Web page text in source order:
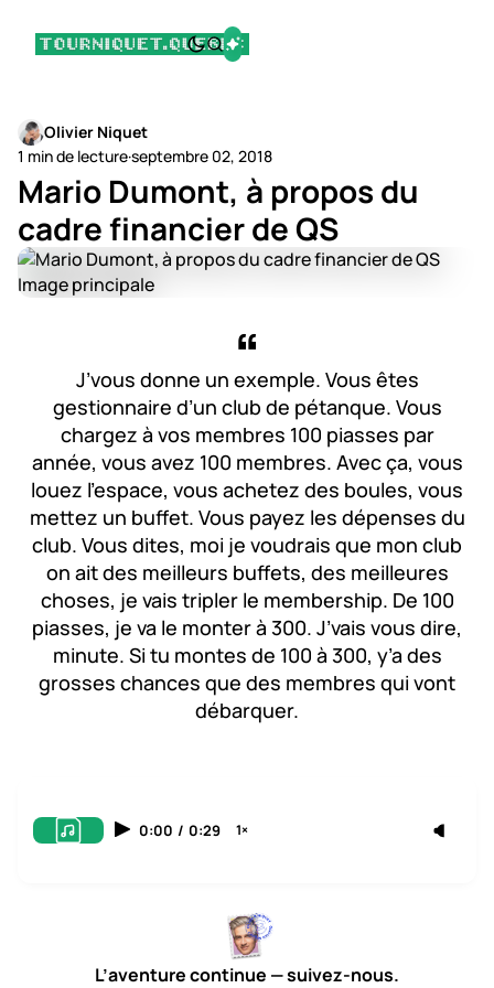
Olivier Niquet
1 min de lecture·septembre 02, 2018
Mario Dumont, à propos du
cadre financier de QS
J’vous donne un exemple. Vous êtes
gestionnaire d’un club de pétanque. Vous
chargez à vos membres 100 piasses par
année, vous avez 100 membres. Avec ça, vous
louez l’espace, vous achetez des boules, vous
mettez un buffet. Vous payez les dépenses du
club. Vous dites, moi je voudrais que mon club
on ait des meilleurs buffets, des meilleures
choses, je vais tripler le membership. De 100
piasses, je va le monter à 300. J’vais vous dire,
minute. Si tu montes de 100 à 300, y’a des
grosses chances que des membres qui vont
débarquer.
0:00 / 0:29 1×
L’aventure continue — suivez-nous.